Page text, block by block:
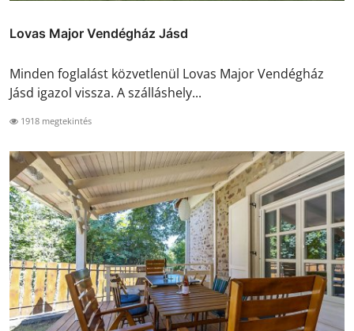
Lovas Major Vendégház Jásd
Minden foglalást közvetlenül Lovas Major Vendégház
Jásd igazol vissza. A szálláshely...
1918 megtekintés